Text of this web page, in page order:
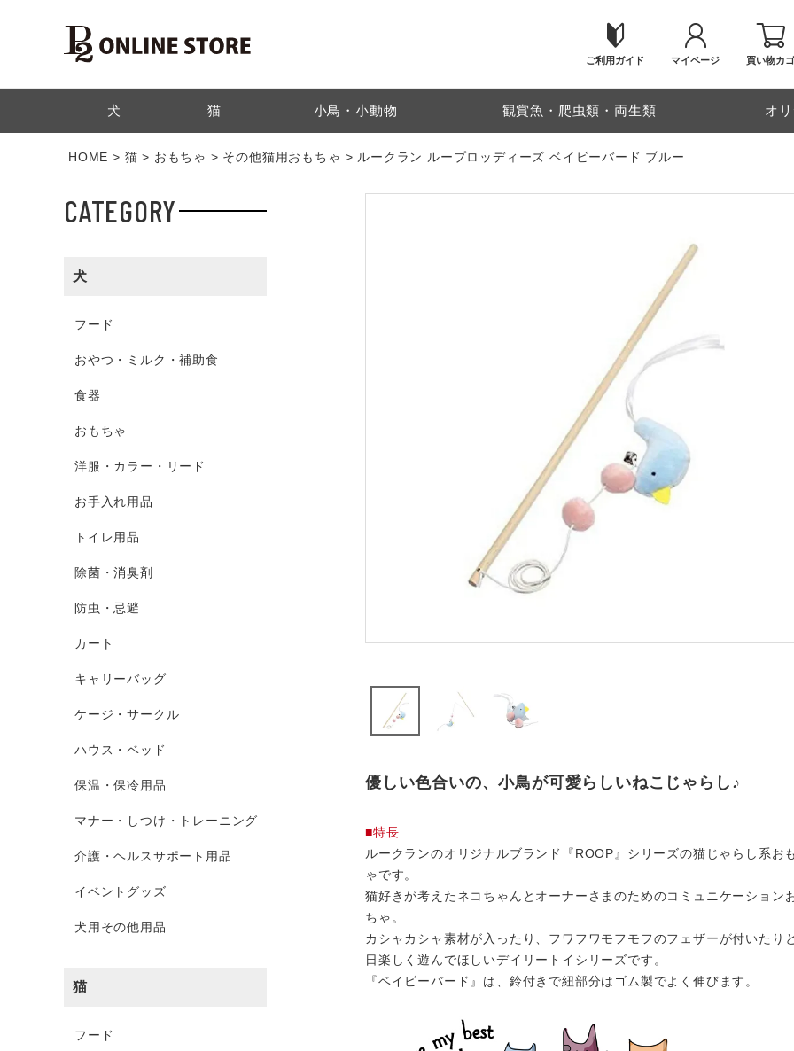
ご利用ガイド マイページ 買い物カゴ
検索
犬 猫 小鳥・小動物 観賞魚・爬虫類・両生類 オ
HOME 猫 おもちゃ その他猫用おもちゃ ルークラン ループロッディーズ ベイビーバード ブルー
CATEGORY
犬
フード
おやつ・ミルク・補助食
食器
おもちゃ
洋服・カラー・リード
お手入れ用品
トイレ用品
除菌・消臭剤
防虫・忌避
カート
キャリーバッグ
ケージ・サークル
ハウス・ベッド
保温・保冷用品
マナー・しつけ・トレーニング
介護・ヘルスサポート用品
イベントグッズ
犬用その他用品
猫
フード
優しい色合いの、小鳥が可愛らしいねこじゃらし♪
■特長
ルークランのオリジナルブランド『ROOP』シリーズの猫じゃらし系お
ゃです。
猫好きが考えたネコちゃんとオーナーさまのためのコミュニケーション
ちゃ。
カシャカシャ素材が入ったり、フワフワモフモフのフェザーが付いたり
日楽しく遊んでほしいデイリートイシリーズです。
『ベイビーバード』は、鈴付きで紐部分はゴム製でよく伸びます。